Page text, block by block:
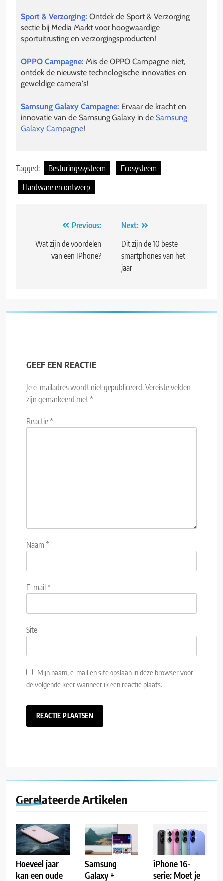
Sport & Verzorging: Ontdek de Sport & Verzorging
sectie bij Media Markt voor hoogwaardige
sportuitrusting en verzorgingsproducten!
OPPO Campagne: Mis de OPPO Campagne niet,
ontdek de nieuwste technologische innovaties en
geweldige camera's!
Samsung Galaxy Campagne: Ervaar de kracht en
innovatie van de Samsung Galaxy in de Samsung
Galaxy Campagne!
Tagged: Besturingssysteem
Ecosysteem
Hardware en ontwerp
navigatie
Previous:
Wat zijn de voordelen
van een IPhone?
Next:
Dit zijn de 10 beste
smartphones van het
jaar
GEEF EEN REACTIE
Je e-mailadres wordt niet gepubliceerd.Vereiste velden
zijn gemarkeerd met*
Reactie*
Naam *
E-mail *
Site
Mijn naam, e-mail en site opslaan in deze browser voor
de volgende keer wanneer ik een reactie plaats.
Gerelateerde Artikelen
Hoeveel jaar
kan een oude
Samsung
Galaxy +
iPhone 16-
serie: Moet je